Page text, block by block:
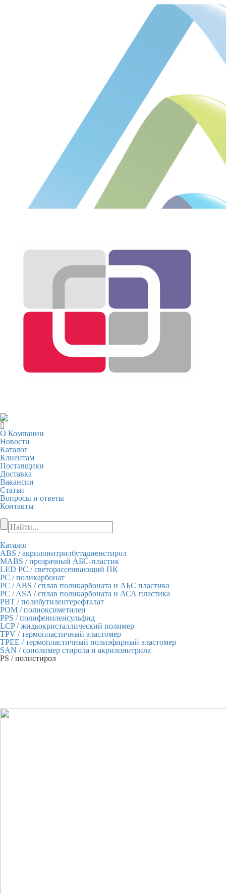
О Компании
Новости
Каталог
Клиентам
Поставщики
Доставка
Вакансии
Статьи
Вопросы и ответы
Контакты
Каталог
ABS / акрилонитрилбутадиенстирол
МАBS / прозрачный АБС-пластик
LED PC / cветорассеивающий ПК
PC / поликарбонат
PC / ABS / сплав поликарбоната и АБС пластика
PC / ASA / сплав поликарбоната и АСА пластика
PBT / полибутилентерефталат
POM / полиоксиметилен
PPS / полифениленсульфид
LCP / жидкокристаллический полимер
TPV / термопластичный эластомер
ТРЕЕ / термопластичный полиэфирный эластомер
SAN / сополимер стирола и акрилонитрила
PS / полистирол